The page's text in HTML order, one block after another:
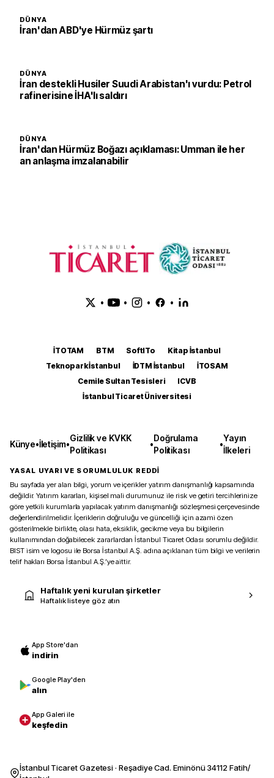
DÜNYA
İran'dan ABD'ye Hürmüz şartı
DÜNYA
İran destekli Husiler Suudi Arabistan'ı vurdu: Petrol
rafinerisine İHA'lı saldırı
DÜNYA
İran'dan Hürmüz Boğazı açıklaması: Umman ile her
an anlaşma imzalanabilir
• • • •
İTOTAM BTM SoftITo
Kitap İstanbul
Teknopark İstanbul
İDTM İstanbul
İTOSAM
Cemile Sultan Tesisleri
ICVB
İstanbul Ticaret Üniversitesi
Künye•İletişim•
Gizlilik ve KVKK
Politikası
•
Doğrulama
Politikası
•
Yayın
İlkeleri
YASAL UYARI VE SORUMLULUK REDDİ
Bu sayfada yer alan bilgi, yorum ve içerikler yatırım danışmanlığı kapsamında
değildir. Yatırım kararları, kişisel mali durumunuz ile risk ve getiri tercihlerinize
göre yetkili kurumlarla yapılacak yatırım danışmanlığı sözleşmesi çerçevesinde
değerlendirilmelidir. İçeriklerin doğruluğu ve güncelliği için azami özen
gösterilmekle birlikte, olası hata, eksiklik, gecikme veya bu bilgilerin
kullanımından doğabilecek zararlardan İstanbul Ticaret Odası sorumlu değildir.
BIST isim ve logosu ile Borsa İstanbul A.Ş. adına açıklanan tüm bilgi ve verilerin
telif hakları Borsa İstanbul A.Ş.’ye aittir.
Haftalık yeni kurulan şirketler
Haftalık listeye göz atın
App Store'dan
indirin
Google Play'den
alın
App Galeri ile
keşfedin
İstanbul Ticaret Gazetesi · Reşadiye Cad. Eminönü 34112 Fatih/